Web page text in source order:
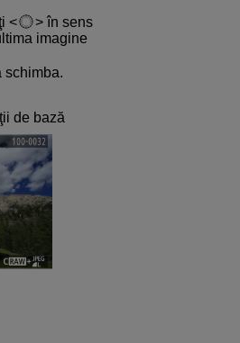
în sens
imagine
schimba.
de bază